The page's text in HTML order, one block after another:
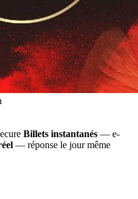
Billets instantanés — e-
— réponse le jour même